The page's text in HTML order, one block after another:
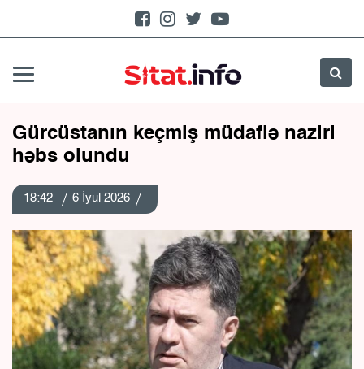
Gürcüstanın keçmiş müdafiə naziri
həbs olundu
18:42 6 İyul 2026